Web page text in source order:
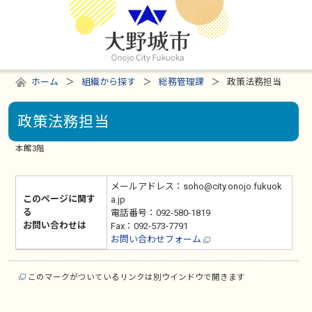
ホーム 組織から探す 総務管理課 政策法務担当
政策法務担当
本館3階
このページに関す
る
お問い合わせは
メールアドレス：soho@city.onojo.fukuok
a.jp
電話番号：092-580-1819
Fax：092-573-7791
お問い合わせフォーム
このマークがついているリンクは別ウインドウで開きます